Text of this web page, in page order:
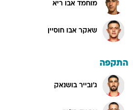
מוחמד אבו ריא
שאקר אבו חוסיין
התקפה
ג'ובייר בושנאק